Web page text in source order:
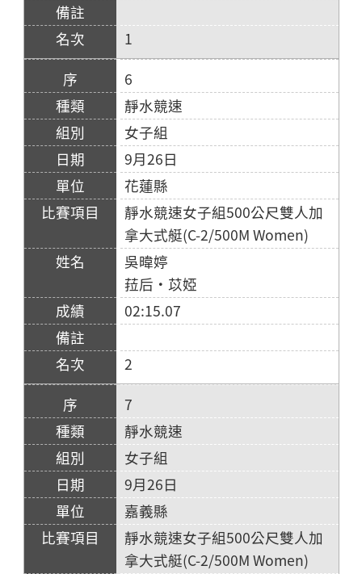
1
6
靜水競速
女子組
9月26日
花蓮縣
靜水競速女子組500公尺雙人加
拿大式艇(C-2/500M Women)
吳暐婷
菈后·苡婭
02:15.07
2
7
靜水競速
女子組
9月26日
嘉義縣
靜水競速女子組500公尺雙人加
拿大式艇(C-2/500M Women)